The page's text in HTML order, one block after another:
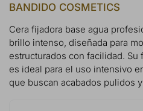
BANDIDO COSMETICS
Cera fijadora base agua
brillo intenso, diseñada para
estructurados con facilidad.
es ideal para el uso intensivo
que buscan acabados pulidos